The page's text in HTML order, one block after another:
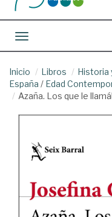
Toggle navigation
Inicio Libros Historia
España / Edad
Azaña. Los que le